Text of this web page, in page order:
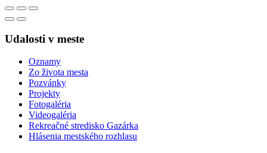
Udalosti v meste
Oznamy
Zo života mesta
Pozvánky
Projekty
Fotogaléria
Videogaléria
Rekreačné stredisko Gazárka
Hlásenia mestského rozhlasu